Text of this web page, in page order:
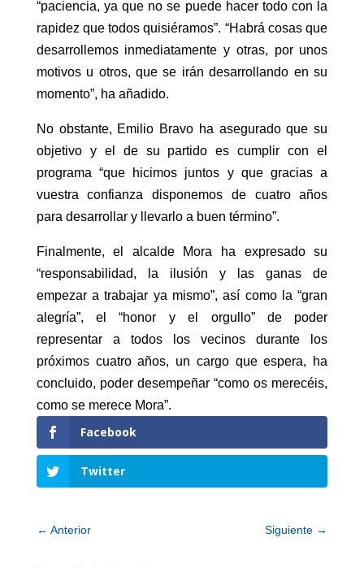
“paciencia, ya que no se puede hacer todo con la
rapidez que todos quisiéramos”. “Habrá cosas que
desarrollemos inmediatamente y otras, por unos
motivos u otros, que se irán desarrollando en su
momento”, ha añadido.
No obstante, Emilio Bravo ha asegurado que su
objetivo y el de su partido es cumplir con el
programa “que hicimos juntos y que gracias a
vuestra confianza disponemos de cuatro años
para desarrollar y llevarlo a buen término”.
Finalmente, el alcalde Mora ha expresado su
“responsabilidad, la ilusión y las ganas de
empezar a trabajar ya mismo”, así como la “gran
alegría”, el “honor y el orgullo” de poder
representar a todos los vecinos durante los
próximos cuatro años, un cargo que espera, ha
concluido, poder desempeñar “como os merecéis,
como se merece Mora”.
Facebook
Twitter
← Anterior Siguiente →